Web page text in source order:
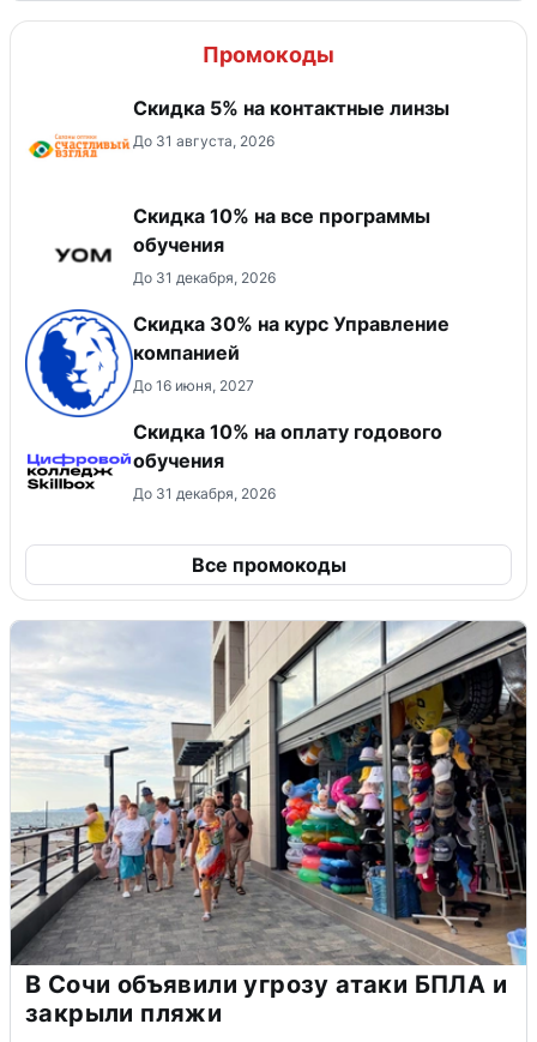
Промокоды
Скидка 5% на контактные линзы
До 31 августа, 2026
Скидка 10% на все программы
обучения
До 31 декабря, 2026
Скидка 30% на курс Управление
компанией
До 16 июня, 2027
Скидка 10% на оплату годового
обучения
До 31 декабря, 2026
Все промокоды
В Сочи объявили угрозу атаки БПЛА и
закрыли пляжи